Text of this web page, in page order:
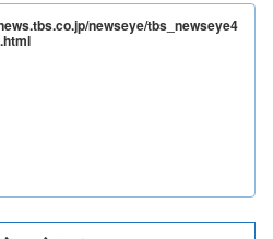
newseye/tbs_newseye4